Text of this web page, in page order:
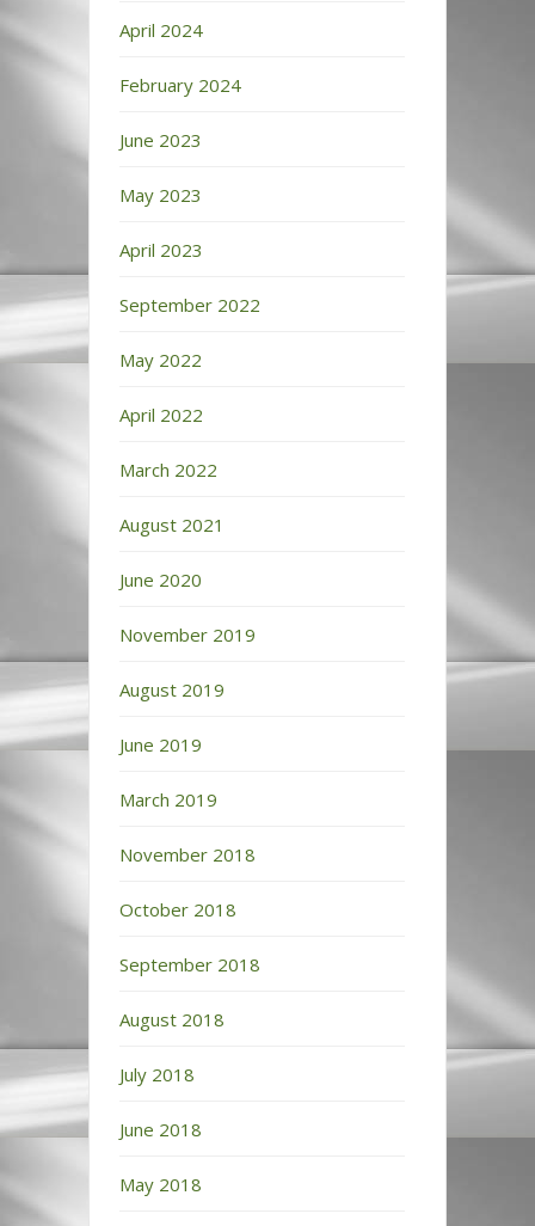
April 2024
February 2024
June 2023
May 2023
April 2023
September 2022
May 2022
April 2022
March 2022
August 2021
June 2020
November 2019
August 2019
June 2019
March 2019
November 2018
October 2018
September 2018
August 2018
July 2018
June 2018
May 2018